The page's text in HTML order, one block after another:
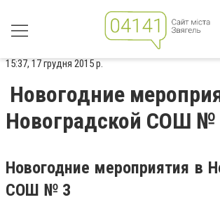
15:37, 17 грудня 2015 р.
Новогодние
Новоградской СОШ №
Новогодние мероприятия в
СОШ № 3